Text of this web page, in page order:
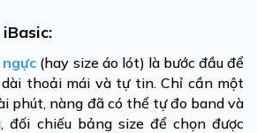
(hay size áo lót) là bước đầu để
thoải mái và tự tin. Chỉ cần một
phút, nàng đã có thể tự đo band và
đối chiếu bảng size để chọn được